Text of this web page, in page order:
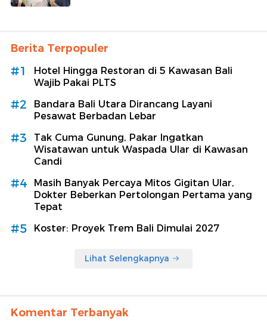
Berita Terpopuler
#1
Hotel Hingga Restoran di 5 Kawasan Bali
Wajib Pakai PLTS
#2
Bandara Bali Utara Dirancang Layani
Pesawat Berbadan Lebar
#3
Tak Cuma Gunung, Pakar Ingatkan
Wisatawan untuk Waspada Ular di Kawasan
Candi
#4
Masih Banyak Percaya Mitos Gigitan Ular,
Dokter Beberkan Pertolongan Pertama yang
Tepat
#5 Koster: Proyek Trem Bali Dimulai 2027
Lihat Selengkapnya
Komentar Terbanyak